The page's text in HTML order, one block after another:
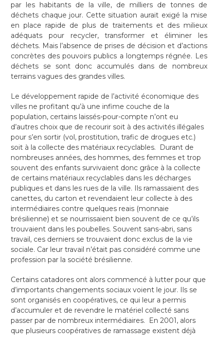
par les habitants de la ville, de milliers de tonnes de
déchets chaque jour. Cette situation aurait exigé la mise
en place rapide de plus de traitements et des milieux
adéquats pour recycler, transformer et éliminer les
déchets. Mais l’absence de prises de décision et d’actions
concrètes des pouvoirs publics a longtemps régnée. Les
déchets se sont donc accumulés dans de nombreux
terrains vagues des grandes villes.
Le développement rapide de l’activité économique des
villes ne profitant qu’à une infime couche de la
population, certains laissés-pour-compte n’ont eu
d’autres choix que de recourir soit à des activités illégales
pour s’en sortir (vol, prostitution, trafic de drogues etc.)
soit à la collecte des matériaux recyclables. Durant de
nombreuses années, des hommes, des femmes et trop
souvent des enfants survivaient donc grâce à la collecte
de certains matériaux recyclables dans les décharges
publiques et dans les rues de la ville. Ils ramassaient des
canettes, du carton et revendaient leur collecte à des
intermédiaires contre quelques reais (monnaie
brésilienne) et se nourrissaient bien souvent de ce qu’ils
trouvaient dans les poubelles. Souvent sans-abri, sans
travail, ces derniers se trouvaient donc exclus de la vie
sociale. Car leur travail n’était pas considéré comme une
profession par la société brésilienne.
Certains catadores ont alors commencé à lutter pour que
d’importants changements sociaux voient le jour. Ils se
sont organisés en coopératives, ce qui leur a permis
d’accumuler et de revendre le matériel collecté sans
passer par de nombreux intermédiaires. En 2001, alors
que plusieurs coopératives de ramassage existent déjà